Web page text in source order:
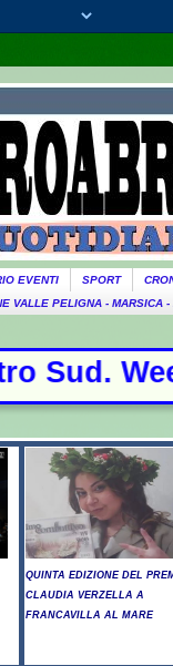
EVENTI SPORT
VALLE PELIGNA - MARSICA -
QUINTA EDIZIONE DEL
CLAUDIA VERZELLA A
FRANCAVILLA AL MARE